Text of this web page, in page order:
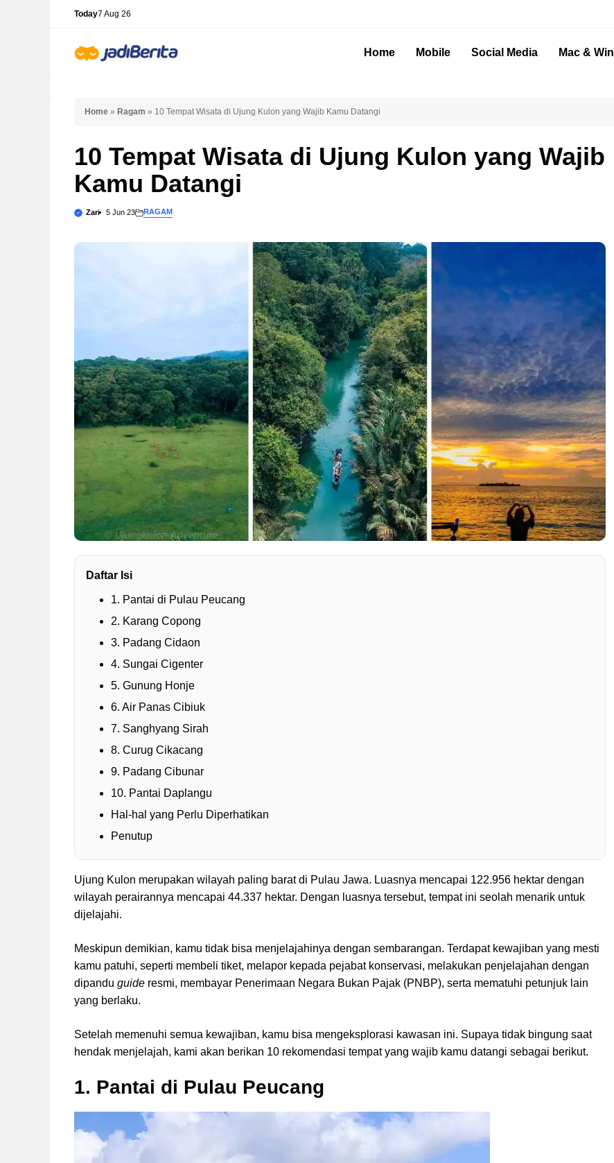
Today7 Aug 26
Home Mobile Social Media Mac & Win
Home » Ragam » 10 Tempat Wisata di Ujung Kulon yang Wajib Kamu Datangi
10 Tempat Wisata di Ujung Kulon yang Wajib
Kamu Datangi
Zari 5 Jun 23 RAGAM
Daftar Isi
1. Pantai di Pulau Peucang
2. Karang Copong
3. Padang Cidaon
4. Sungai Cigenter
5. Gunung Honje
6. Air Panas Cibiuk
7. Sanghyang Sirah
8. Curug Cikacang
9. Padang Cibunar
10. Pantai Daplangu
Hal-hal yang Perlu Diperhatikan
Penutup
Ujung Kulon merupakan wilayah paling barat di Pulau Jawa. Luasnya mencapai 122.956 hektar dengan
wilayah perairannya mencapai 44.337 hektar. Dengan luasnya tersebut, tempat ini seolah menarik untuk
dijelajahi.
Meskipun demikian, kamu tidak bisa menjelajahinya dengan sembarangan. Terdapat kewajiban yang mesti
kamu patuhi, seperti membeli tiket, melapor kepada pejabat konservasi, melakukan penjelajahan dengan
dipandu guide resmi, membayar Penerimaan Negara Bukan Pajak (PNBP), serta mematuhi petunjuk lain
yang berlaku.
Setelah memenuhi semua kewajiban, kamu bisa mengeksplorasi kawasan ini. Supaya tidak bingung saat
hendak menjelajah, kami akan berikan 10 rekomendasi tempat yang wajib kamu datangi sebagai berikut.
1. Pantai di Pulau Peucang